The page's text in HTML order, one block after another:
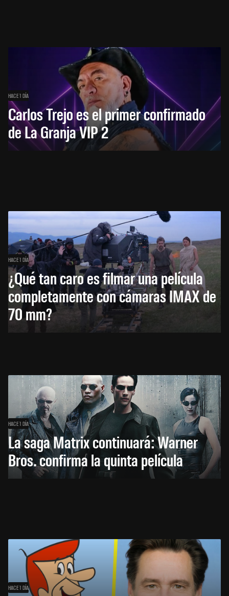
HACE 1 DÍA
Carlos Trejo es el primer confirmado
de La Granja VIP 2
HACE 1 DÍA
¿Qué tan caro es filmar una película
completamente con cámaras IMAX de
70 mm?
HACE 1 DÍA
La saga Matrix continuará: Warner
Bros. confirma la quinta película
HACE 1 DÍA